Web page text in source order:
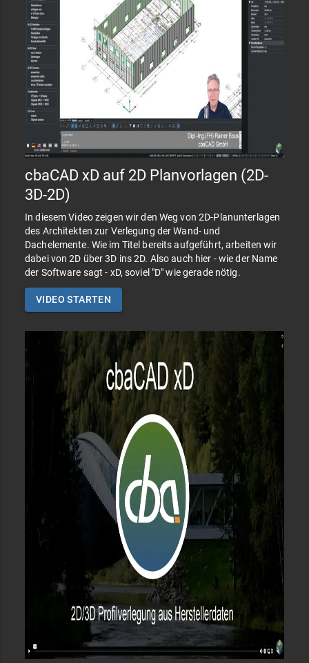
cbaCAD xD auf 2D Planvorlagen (2D-
3D-2D)
In diesem Video zeigen wir den Weg von 2D-Planunterlagen
des Architekten zur Verlegung der Wand- und
Dachelemente. Wie im Titel bereits aufgeführt, arbeiten wir
dabei von 2D über 3D ins 2D. Also auch hier - wie der Name
der Software sagt - xD, soviel "D" wie gerade nötig.
VIDEO STARTEN